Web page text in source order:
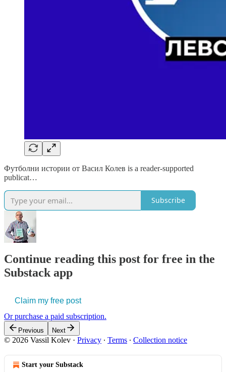
Футболни истории от Васил Колев is a reader-supported
publicat…
Subscribe
Continue reading this post for free in the
Substack app
Claim my free post
Or purchase a paid subscription.
Previous Next
© 2026 Vassil Kolev · Privacy ∙ Terms ∙ Collection notice
Start your Substack